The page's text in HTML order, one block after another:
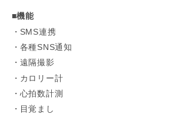
■機能
SMS連携
各種SNS通知
遠隔撮影
カロリー計
心拍数計測
目覚まし